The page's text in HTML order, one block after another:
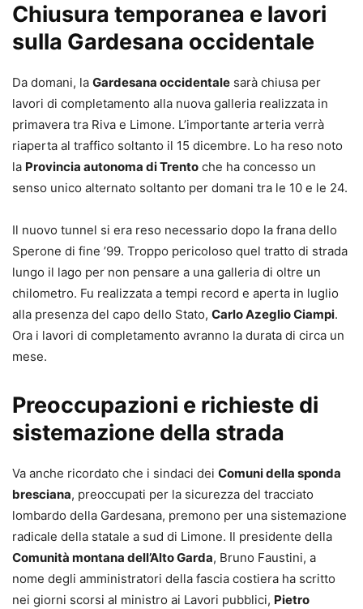
Chiusura temporanea e lavori
sulla Gardesana occidentale
Da domani, la Gardesana occidentale sarà chiusa per
lavori di completamento alla nuova galleria realizzata in
primavera tra Riva e Limone. L’importante arteria verrà
riaperta al traffico soltanto il 15 dicembre. Lo ha reso noto
la Provincia autonoma di Trento che ha concesso un
senso unico alternato soltanto per domani tra le 10 e le 24.
Il nuovo tunnel si era reso necessario dopo la frana dello
Sperone di fine ’99. Troppo pericoloso quel tratto di strada
lungo il lago per non pensare a una galleria di oltre un
chilometro. Fu realizzata a tempi record e aperta in luglio
alla presenza del capo dello Stato, Carlo Azeglio Ciampi.
Ora i lavori di completamento avranno la durata di circa un
mese.
Preoccupazioni e richieste di
sistemazione della strada
Va anche ricordato che i sindaci dei Comuni della sponda
bresciana, preoccupati per la sicurezza del tracciato
lombardo della Gardesana, premono per una sistemazione
radicale della statale a sud di Limone. Il presidente della
Comunità montana dell’Alto Garda, Bruno Faustini, a
nome degli amministratori della fascia costiera ha scritto
nei giorni scorsi al ministro ai Lavori pubblici, Pietro